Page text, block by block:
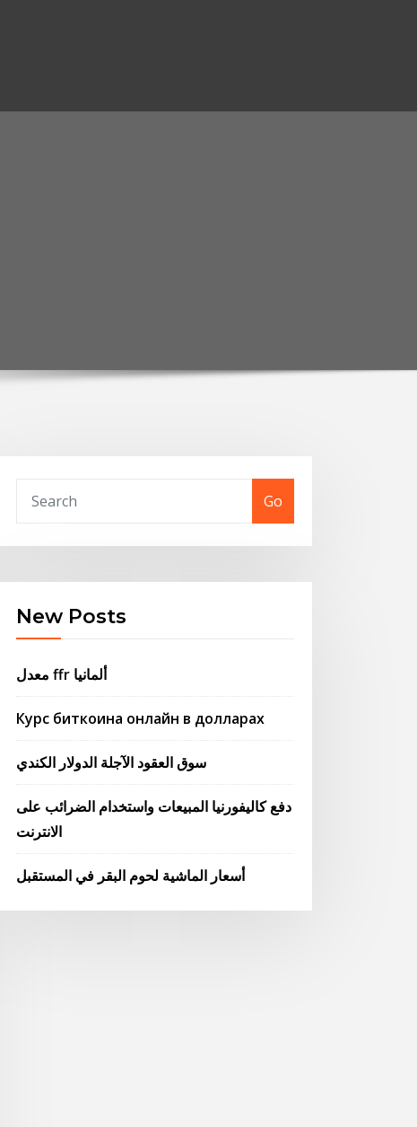
Go
New Posts
معدل ffr ألمانيا
Курс биткоина онлайн в долларах
سوق العقود الآجلة الدولار الكندي
دفع كاليفورنيا المبيعات واستخدام الضرائب على
الانترنت
أسعار الماشية لحوم البقر في المستقبل